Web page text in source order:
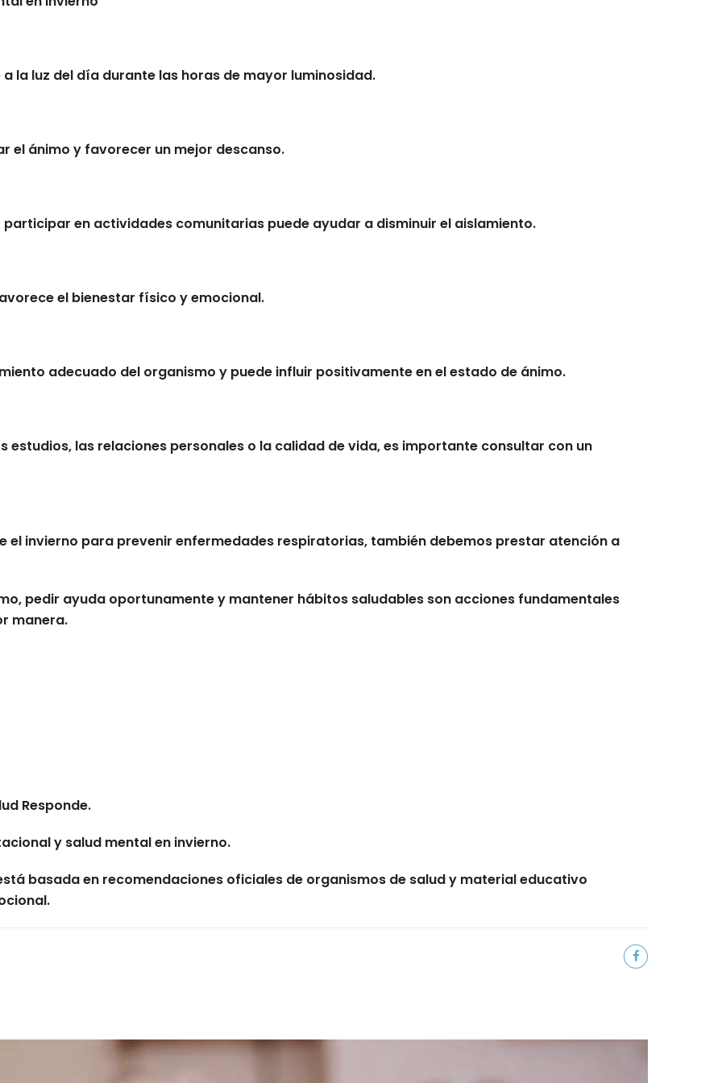
la luz del día durante las horas de mayor luminosidad.
el ánimo y favorecer un mejor descanso.
en actividades comunitarias puede ayudar a disminuir el aislamiento.
el bienestar físico y emocional.
adecuado del organismo y puede influir positivamente en el estado de ánimo.
estudios, las relaciones personales o la calidad de vida, es importante consultar con un
el invierno para prevenir enfermedades respiratorias, también debemos prestar atención a
pedir ayuda oportunamente y mantener hábitos saludables son acciones fundamentales
manera.
Responde.
y salud mental en invierno.
basada en recomendaciones oficiales de organismos de salud y material educativo